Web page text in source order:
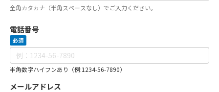
全角カタカナ（半角スペースなし）でご入力ください。
電話番号
必須
半角数字ハイフンあり（例:1234-56-7890）
メールアドレス